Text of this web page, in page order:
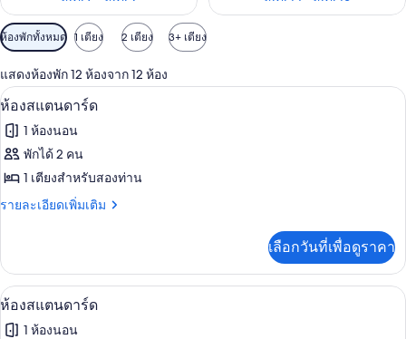
ตัว
กรอง
ที่
มี
ให้
สำหรับ
ห้อง
ห้องพักทั้งหมด 1 เตียง 2 เตียง 3+ เตียง
แสดงห้องพัก 12 ห้องจาก 12 ห้อง
เปิด
ภาพถ่าย
ทั้งหมด
ของ
ห้อง
ห้องสแตนดาร์ด | มินิบาร์, ตู้นิรภัยในห้
9
ห้องสแตนดาร์ด
1 ห้องนอน
พักได้ 2 คน
1 เตียงสำหรับสองท่าน
รายละเอียดเพิ่มเติม
ราย
เกี่ยว
กับ
ห้อง
เลือกวันที่เพื่อดูราคา
เปิด
ภาพถ่าย
มินิบาร์, ตู้นิรภัยในห้องพัก, โต๊ะทำงาน,
7
ห้องสแตนดาร์ด
1 ห้องนอน